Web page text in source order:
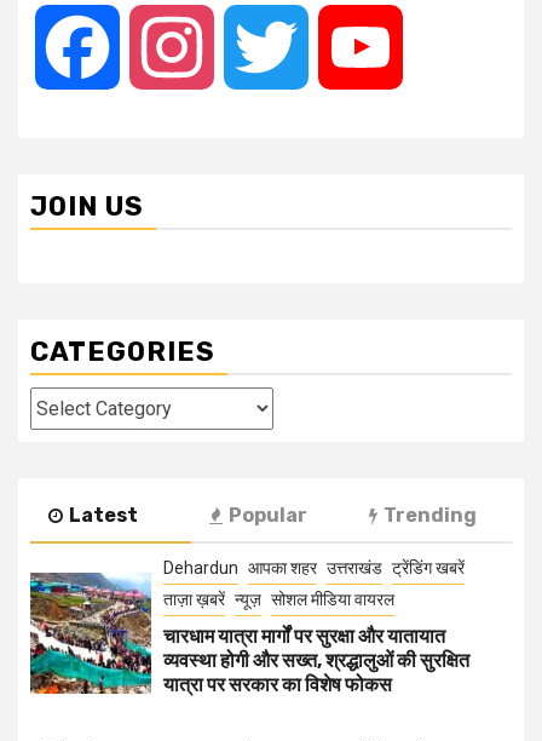
Facebook Instagram Twitter
JOIN US
CATEGORIES
Categories
Latest Popular Trending
Dehardun आपका शहर उत्तराखंड ट्रेंडिंग खबरें
ताज़ा ख़बरें न्यूज़ सोशल मीडिया वायरल
चारधाम यात्रा मार्गों पर सुरक्षा और यातायात
व्यवस्था होगी और सख्त, श्रद्धालुओं की सुरक्षित
यात्रा पर सरकार का विशेष फोकस